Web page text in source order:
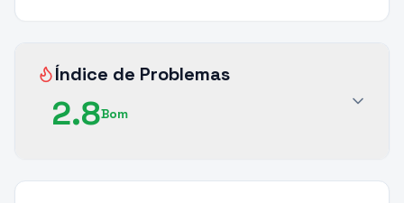
Índice de Problemas
2.8Bom